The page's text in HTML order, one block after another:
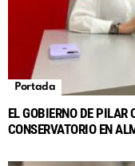
Portada
EL GOBIERNO DE PILAR
CONSERVATORIO EN